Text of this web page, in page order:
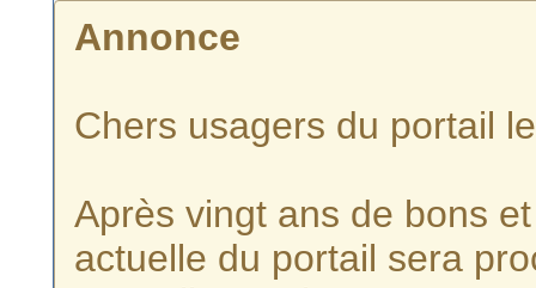
Annonce
Chers usagers du portail
Après vingt ans de bons
actuelle du portail sera